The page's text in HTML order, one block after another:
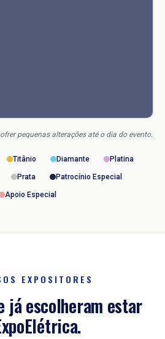
pequenas alterações até o dia do evento.
Titânio Diamante Platina
Prata Patrocínio Especial
Apoio Especial
EXPOSITORES
já escolheram estar